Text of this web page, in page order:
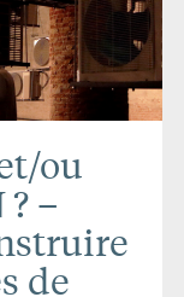
ou
–
de